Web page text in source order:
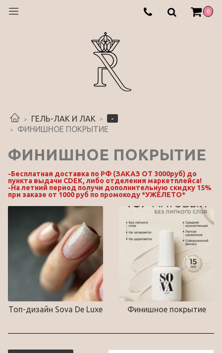
0
ГЕЛЬ-ЛАК И ЛАК
-
ФИНИШНОЕ ПОКРЫТИЕ
ФИНИШНОЕ ПОКРЫТИЕ
-Бесплатная доставка по РФ (ЗАКАЗ ОТ 3000руб) до
пункта выдачи CDEK, либо отделения маркетплейса!
-На летний период получи дополнительную скидку 15%
при заказе от 1000 руб по промокоду *УЖЕЛЕТО*
Топ-дизайн Sova De Luxe Финишное покрытие